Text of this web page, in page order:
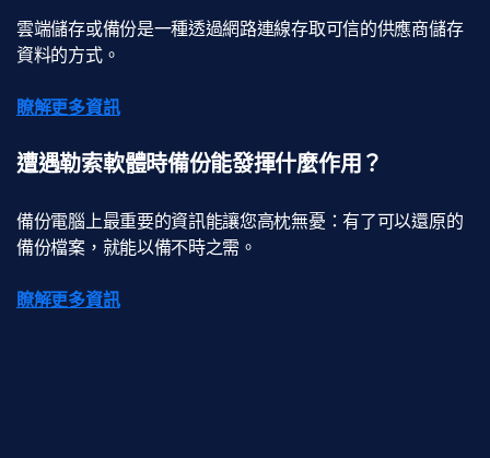
雲端儲存或備份是一種透過網路連線存取可信的供應商儲存
資料的方式。
瞭解更多資訊
遭遇勒索軟體時備份能發揮什麼作用？
備份電腦上最重要的資訊能讓您高枕無憂：有了可以還原的
備份檔案，就能以備不時之需。
瞭解更多資訊